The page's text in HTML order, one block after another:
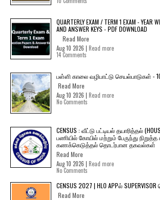
QUARTERLY EXAM / TERM 1 EXAM - YEAR
AND ANSWER KEYS - PDF DOWNLOAD
Read More
Aug 10 2026 | Read more
14 Comments
பள்ளி காலை வழிபாட்டு செயல்பாடுகள் -
Read More
Aug 10 2026 | Read more
No Comments
CENSUS : வீட்டு பட்டியல் தயாரித்தல்
பணியில் கோயில் மற்றும் பேருந்து
கணக்கெடுத்தல் தொடர்பான தகவல்கள்
Read More
Aug 10 2026 | Read more
No Comments
CENSUS 2027 | HLO APPல்
Read More